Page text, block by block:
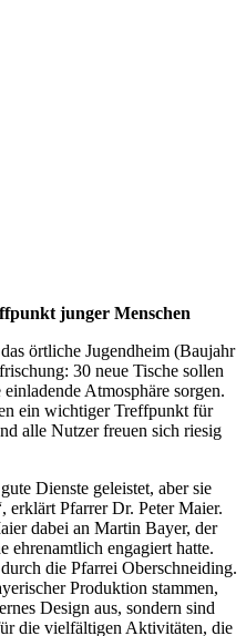
junger Menschen
örtliche Jugendheim (Baujahr
30 neue Tische sollen
Atmosphäre sorgen.
ein wichtiger Treffpunkt für
alle Nutzer freuen sich riesig
Dienste geleistet, aber sie
erklärt Pfarrer Dr. Peter Maier.
dabei an Martin Bayer, der
ehrenamtlich engagiert hatte.
die Pfarrei Oberschneiding.
Produktion stammen,
Design aus, sondern sind
die vielfältigen Aktivitäten, die